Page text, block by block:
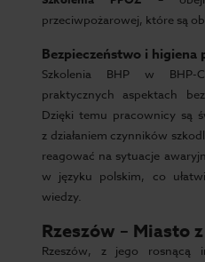
przeciwpożarowej, które są
Bezpieczeństwo i higiena
Szkolenia BHP w BHP-
praktycznych aspektach
Dzięki temu pracownicy są
z działaniem czynników
reagować na sytuacje
w języku polskim, co
wiedzy.
Rzeszów – Miasto
Rzeszów, z jego rosnącą